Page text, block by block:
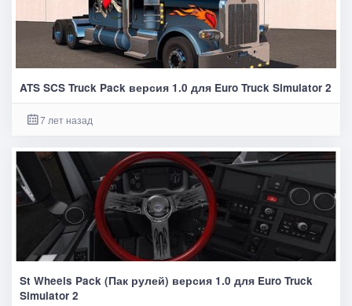
ATS SCS Truck Pack версия 1.0 для Euro Truck Simulator 2
7 лет назад
St Wheels Pack (Пак рулей) версия 1.0 для Euro Truck
Simulator 2